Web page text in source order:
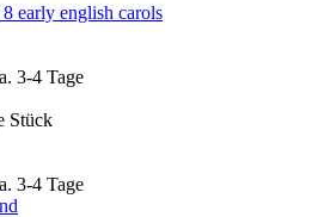
early english carols
3-4 Tage
Stück
3-4 Tage